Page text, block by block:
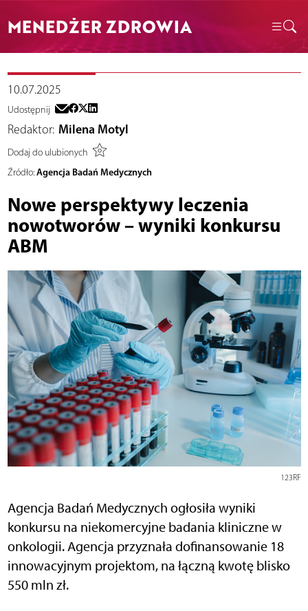
MENEDŻER ZDROWIA
10.07.2025
Udostępnij
Redaktor: Milena Motyl
Dodaj do ulubionych
Źródło: Agencja Badań Medycznych
Nowe perspektywy leczenia
nowotworów – wyniki konkursu
ABM
123RF
Agencja Badań Medycznych ogłosiła wyniki
konkursu na niekomercyjne badania kliniczne w
onkologii. Agencja przyznała dofinansowanie 18
innowacyjnym projektom, na łączną kwotę blisko
550 mln zł.